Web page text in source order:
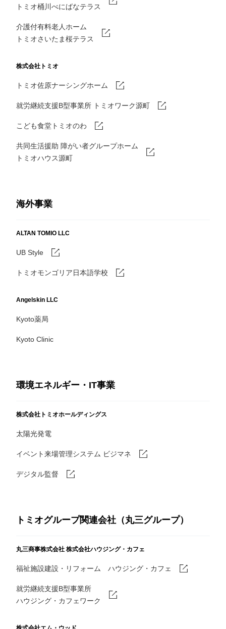
トミオ桶川べにばなテラス
介護付有料老人ホーム
トミオさいたま桜テラス
株式会社トミオ
トミオ佐原ナーシングホーム
就労継続支援B型事業所 トミオワーク源町
こども食堂トミオのわ
共同生活援助 障がい者グループホーム
トミオハウス源町
海外事業
ALTAN TOMIO LLC
UB Style
トミオモンゴリア日本語学校
Angelskin LLC
Kyoto薬局
Kyoto Clinic
環境エネルギー・IT事業
株式会社トミオホールディングス
太陽光発電
イベント来場管理システム ビジマネ
デジタル監督
トミオグループ関連会社（丸三グループ）
丸三商事株式会社 株式会社ハウジング・カフェ
福祉施設建設・リフォーム ハウジング・カフェ
就労継続支援B型事業所
ハウジング・カフェワーク